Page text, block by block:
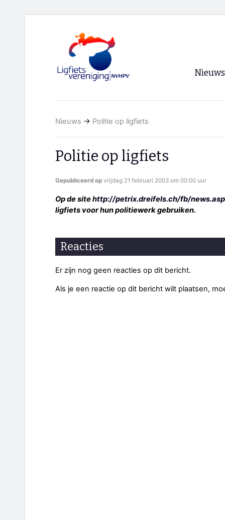
Nieuws
Nieuws → Politie op ligfiets
Politie op ligfiets
Gepubliceerd op vrijdag 21 februari 2003 om 00:00 uur
Op de sitehttp://petrix.dreifels.ch/fb/news.asp
ligfiets voor hun politiewerk gebruiken.
Reacties
Er zijn nog geen reacties op dit bericht.
Als je een reactie op dit bericht wilt plaatsen,